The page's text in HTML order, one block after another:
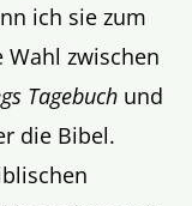
ich sie zum
zwischen
Tagebuch und
die Bibel.